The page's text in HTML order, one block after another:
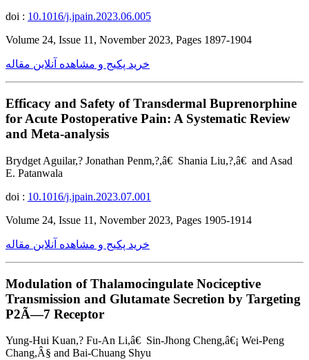
doi : 10.1016/j.jpain.2023.06.005
Volume 24, Issue 11, November 2023, Pages 1897-1904
خرید پکیج و مشاهده آنلاین مقاله
Efficacy and Safety of Transdermal Buprenorphine
for Acute Postoperative Pain: A Systematic Review
and Meta-analysis
Brydget Aguilar,? Jonathan Penm,?,â€ Shania Liu,?,â€ and Asad
E. Patanwala
doi : 10.1016/j.jpain.2023.07.001
Volume 24, Issue 11, November 2023, Pages 1905-1914
خرید پکیج و مشاهده آنلاین مقاله
Modulation of Thalamocingulate Nociceptive
Transmission and Glutamate Secretion by Targeting
P2Ã—7 Receptor
Yung-Hui Kuan,? Fu-An Li,â€ Sin-Jhong Cheng,â€¡ Wei-Peng
Chang,Â§ and Bai-Chuang Shyu